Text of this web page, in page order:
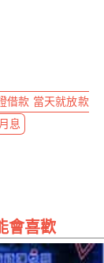
借款 當天就放款
息
會喜歡